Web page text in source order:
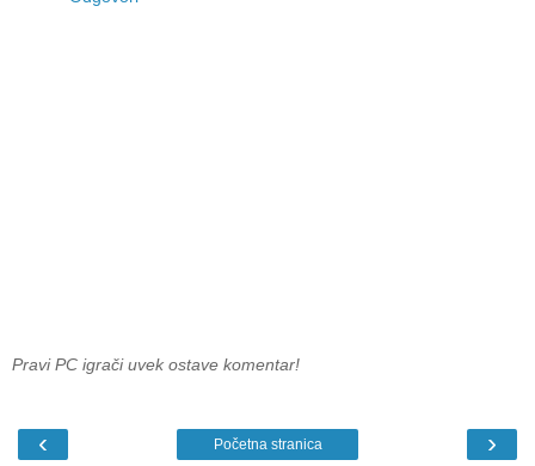
Pravi PC igrači uvek ostave komentar!
‹ ›
Početna stranica